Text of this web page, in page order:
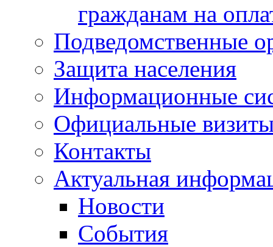
гражданам на
Подведомственные
Защита населения
Информационные
Официальные
Контакты
Актуальная
Новости
События